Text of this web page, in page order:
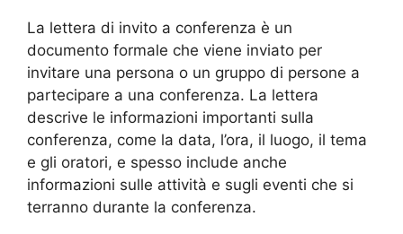
La lettera di invito a conferenza è un
documento formale che viene inviato per
invitare una persona o un gruppo di persone a
partecipare a una conferenza. La lettera
descrive le informazioni importanti sulla
conferenza, come la data, l’ora, il luogo, il tema
e gli oratori, e spesso include anche
informazioni sulle attività e sugli eventi che si
terranno durante la conferenza.